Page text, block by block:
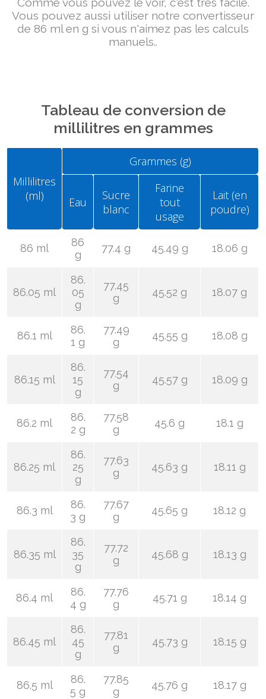
Vous pouvez aussi utiliser notre convertisseur
de 86 ml en g si vous n'aimez pas les calculs
manuels..
Tableau de conversion de
millilitres en grammes
Millilitres
(ml)
Grammes (g)
Eau
Sucre
blanc
Farine
tout
usage
Lait (en
poudre)
86 ml
86
g
77.4 g 45.49 g 18.06 g
86.05 ml
86.
05
g
77.45
g
45.52 g 18.07 g
86.1 ml
86.
1 g
77.49
g
45.55 g 18.08 g
86.15 ml
86.
15
g
77.54
g
45.57 g 18.09 g
86.2 ml
86.
2 g
77.58
g
45.6 g 18.1 g
86.25 ml
86.
25
g
77.63
g
45.63 g 18.11 g
86.3 ml
86.
3 g
77.67
g
45.65 g 18.12 g
86.35 ml
86.
35
g
77.72
g
45.68 g 18.13 g
86.4 ml
86.
4 g
77.76
g
45.71 g 18.14 g
86.45 ml
86.
45
g
77.81
g
45.73 g 18.15 g
86.5 ml
86.
5 g
77.85
g
45.76 g 18.17 g